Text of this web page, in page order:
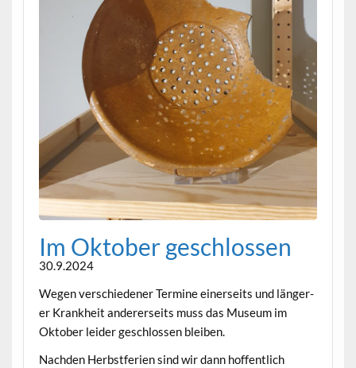
Im Okto­ber geschlossen
30.9.2024
Wegen ver­schieden­er Ter­mine ein­er­seits und län­ger­
er Krankheit ander­er­seits muss das Muse­um im
Okto­ber lei­der geschlossen bleiben.
Nach­den Herb­st­fe­rien sind wir dann hof­fentlich